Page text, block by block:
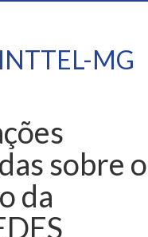
MG
sobre o
da